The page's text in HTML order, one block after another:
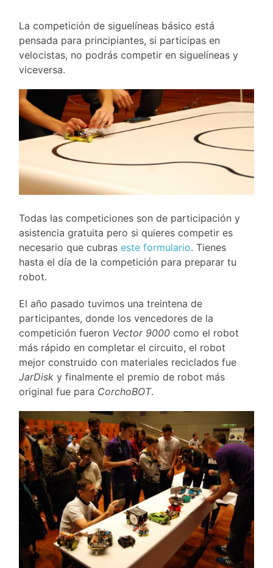
La competición de siguelíneas básico está
pensada para principiantes, si participas en
velocistas, no podrás competir en siguelíneas y
viceversa.
Todas las competiciones son de participación y
asistencia gratuita pero si quieres competir es
necesario que cubraseste formulario. Tienes
hasta el día de la competición para preparar tu
robot.
El año pasado tuvimos una treintena de
participantes, donde los vencedores de la
competición fueron Vector 9000 como el robot
más rápido en completar el circuito, el robot
mejor construido con materiales reciclados fue
JarDisk y finalmente el premio de robot más
original fue para CorchoBOT.